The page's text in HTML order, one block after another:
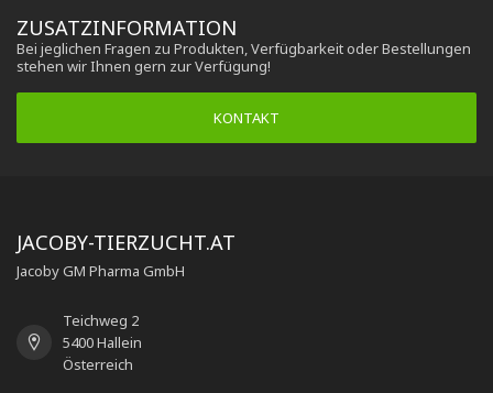
ZUSATZINFORMATION
Bei jeglichen Fragen zu Produkten, Verfügbarkeit oder Bestellungen
stehen wir Ihnen gern zur Verfügung!
KONTAKT
JACOBY-TIERZUCHT.AT
Jacoby GM Pharma GmbH
Teichweg 2
5400 Hallein
Österreich